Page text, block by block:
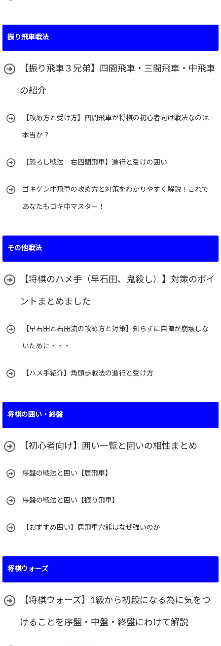
振り飛車戦法
【振り飛車３兄弟】四間飛車・三間飛車・中飛車
の紹介
【攻め方と受け方】四間飛車が将棋の初心者向け戦法なのは
本当か？
【恐ろし戦法 右四間飛車】進行と受けの囲い
ゴキゲン中飛車の攻め方と対策をわかりやすく解説！これで
あなたもゴキ中マスター！
その他戦法
【将棋のハメ手（早石田、鬼殺し）】対策のポイ
ントまとめました
【早石田と石田流の攻め方と対策】知らずに自陣が崩壊しな
いために・・・
【ハメ手紹介】角頭歩戦法の進行と受け方
将棋の囲い・終盤
【初心者向け】囲い一覧と囲いの相性まとめ
序盤の戦法と囲い【居飛車】
序盤の戦法と囲い【振り飛車】
【おすすめ囲い】居飛車穴熊はなぜ強いのか
将棋ウォーズ
【将棋ウォーズ】1級から初段になる為に気をつ
けることを序盤・中盤・終盤にわけて解説